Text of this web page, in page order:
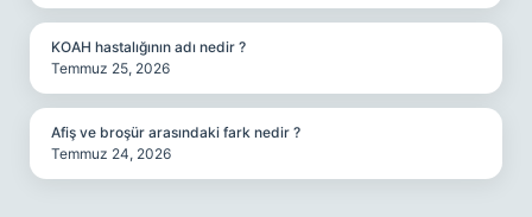
KOAH hastalığının adı nedir ?
Temmuz 25, 2026
Afiş ve broşür arasındaki fark nedir ?
Temmuz 24, 2026